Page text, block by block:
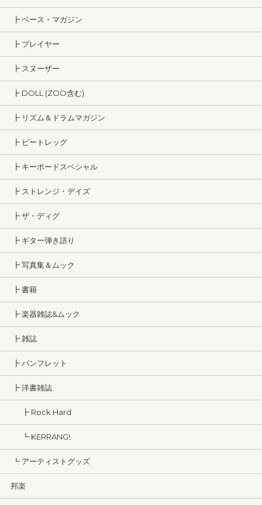
┣ ベース・マガジン
┣ プレイヤー
┣ スヌーザー
┣ DOLL (ZOO含む)
┣ リズム＆ドラムマガジン
┣ ビートレッグ
┣ キーボードスペシャル
┣ ストレンジ・デイズ
┣ ザ・ディグ
┣ ギター弾き語り
┣ 写真集＆ムック
┣ 書籍
┣ 楽器雑誌&ムック
┣ 雑誌
┣ パンフレット
┣ 洋書雑誌
┣ Rock Hard
┗ KERRANG!
┗ アーティストグッズ
邦楽